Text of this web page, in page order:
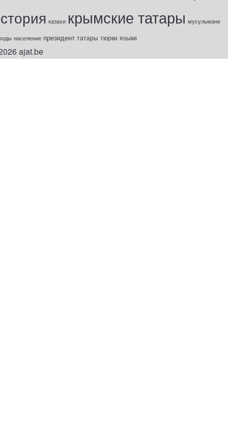
казахи крымские татары мусульмане
население президент татары тюрки языки
ajat.be